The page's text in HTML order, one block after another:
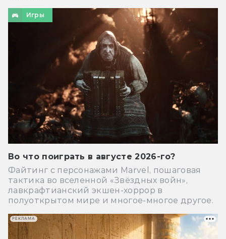
Игры
Во что поиграть в августе 2026-го?
Файтинг с персонажами Marvel, пошаговая
тактика во вселенной «Звёздных войн»,
лавкрафтианский экшен-хоррор в
полуоткрытом мире и многое-многое другое.
РЕКЛАМА